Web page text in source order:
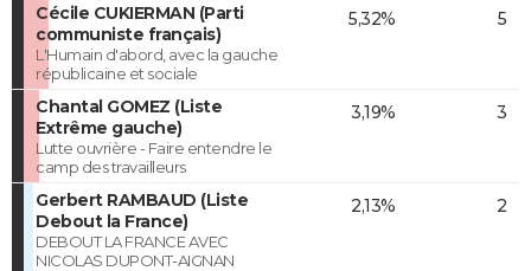
Cécile CUKIERMAN (Parti
communiste français)
L'Humain d'abord, avec la gauche
républicaine et sociale
5,32% 5
Chantal GOMEZ (Liste
Extrême gauche)
Lutte ouvrière - Faire entendre le
camp des travailleurs
3,19% 3
Gerbert RAMBAUD (Liste
Debout la France)
DEBOUT LA FRANCE AVEC
NICOLAS DUPONT-AIGNAN
2,13% 2